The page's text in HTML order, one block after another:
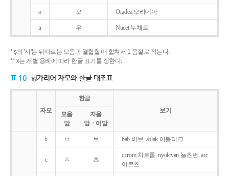
o 오 Oradea 오라데아
u 우 Nucet 누체트
* ş의 '시'는 뒤따르는 모음과 결합할 때 합쳐서 1 음절로 적는다.
** x는 개별 용례에 따라 한글 표기를 정한다.
표 10 헝가리어 자모와 한글 대조표
자모
한글
보기
모음
앞
자음
앞ㆍ어말
b ㅂ 브 bab 버브, ablak 어블러크
c ㅊ 츠
citrom 치트롬, nyolcvan 뇰츠번, arc
어르츠